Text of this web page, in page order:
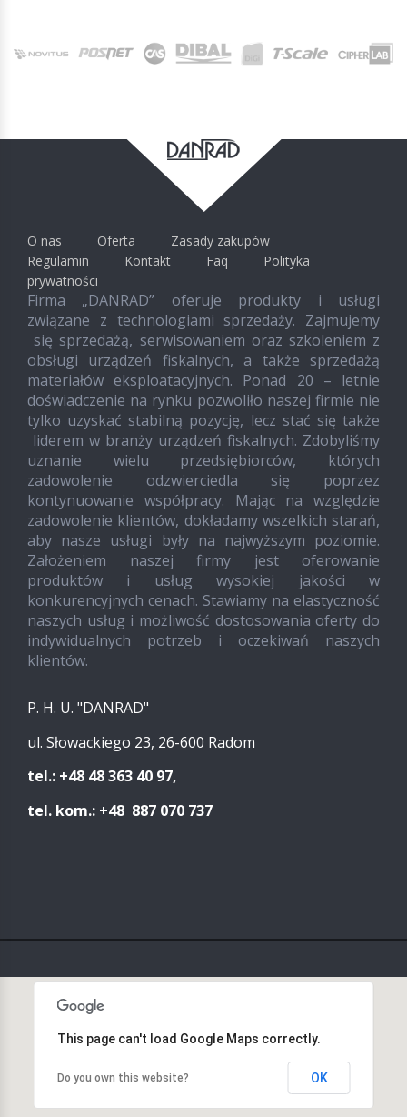
O nas Oferta
Zasady zakupów
Regulamin
Kontakt Faq
Polityka
prywatności
Firma „DANRAD” oferuje produkty i usługi
związane z technologiami sprzedaży. Zajmujemy
się sprzedażą, serwisowaniem oraz szkoleniem z
obsługi urządzeń fiskalnych, a także sprzedażą
materiałów eksploatacyjnych. Ponad 20 – letnie
doświadczenie na rynku pozwoliło naszej firmie nie
tylko uzyskać stabilną pozycję, lecz stać się także
liderem w branży urządzeń fiskalnych. Zdobyliśmy
uznanie wielu przedsiębiorców, których
zadowolenie odzwierciedla się poprzez
kontynuowanie współpracy. Mając na względzie
zadowolenie klientów, dokładamy wszelkich starań,
aby nasze usługi były na najwyższym poziomie.
Założeniem naszej firmy jest oferowanie
produktów i usług wysokiej jakości w
konkurencyjnych cenach. Stawiamy na elastyczność
naszych usług i możliwość dostosowania oferty do
indywidualnych potrzeb i oczekiwań naszych
klientów.
P. H. U. "DANRAD"
ul. Słowackiego 23, 26-600 Radom
tel.: +48 48 363 40 97,
tel. kom.: +48 887 070 737
This page can't load Google Maps correctly.
Do you own this website? OK